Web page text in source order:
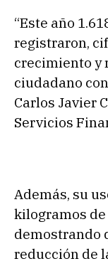
“Este año
registraron,
crecimiento y
ciudadano
Carlos Javier
Servicios
Además, su
kilogramos
demostrando
reducción de